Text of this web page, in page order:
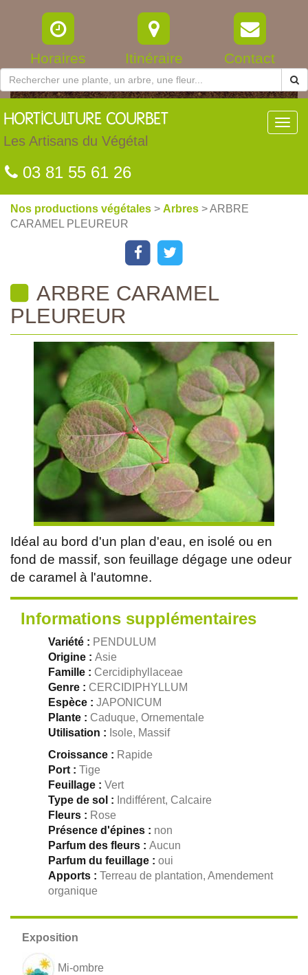
Horaires Itinéraire Contact
HORTICULTURE COURBET
Les Artisans du Végétal
03 81 55 61 26
Nos productions végétales > Arbres > ARBRE
CARAMEL PLEUREUR
ARBRE CARAMEL
PLEUREUR
Idéal au bord d'un plan d'eau, en isolé ou en
fond de massif, son feuillage dégage une odeur
de caramel à l'automne.
Informations supplémentaires
Variété : PENDULUM
Origine : Asie
Famille : Cercidiphyllaceae
Genre : CERCIDIPHYLLUM
Espèce : JAPONICUM
Plante : Caduque, Ornementale
Utilisation : Isole, Massif
Croissance : Rapide
Port : Tige
Feuillage : Vert
Type de sol : Indifférent, Calcaire
Fleurs : Rose
Présence d'épines : non
Parfum des fleurs : Aucun
Parfum du feuillage : oui
Apports : Terreau de plantation, Amendement
organique
Mi-ombre